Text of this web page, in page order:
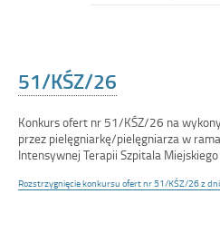
51/KŚZ/26
Konkurs ofert nr 51/KŚZ/26 na
przez pielęgniarkę/pielęgniarza w
Intensywnej Terapii Szpitala Miejskiego
Rozstrzygnięcie konkursu ofert nr 51/KŚZ/26 z